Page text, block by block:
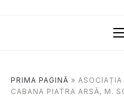
PRIMA PAGINĂ »
CABANA PIATRA ARSĂ, M.